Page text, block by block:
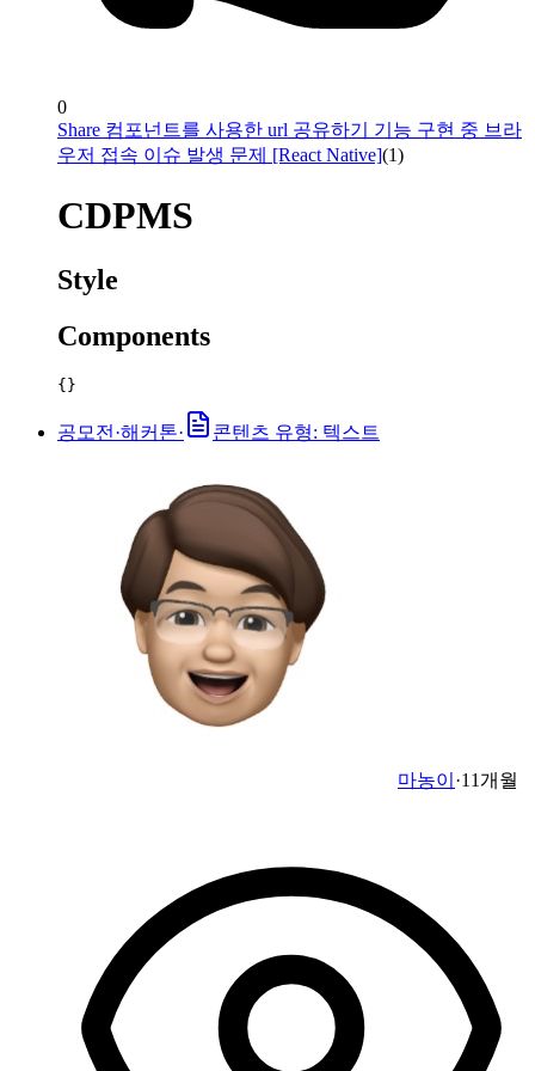
0
Share 컴포넌트를 사용한 url 공유하기 기능 구현 중 브라
우저 접속 이슈 발생 문제 [React Native](1)
CDPMS
Style
Components
{}
공모전·해커톤· 콘텐츠 유형: 텍스트
마농이 ·11개월